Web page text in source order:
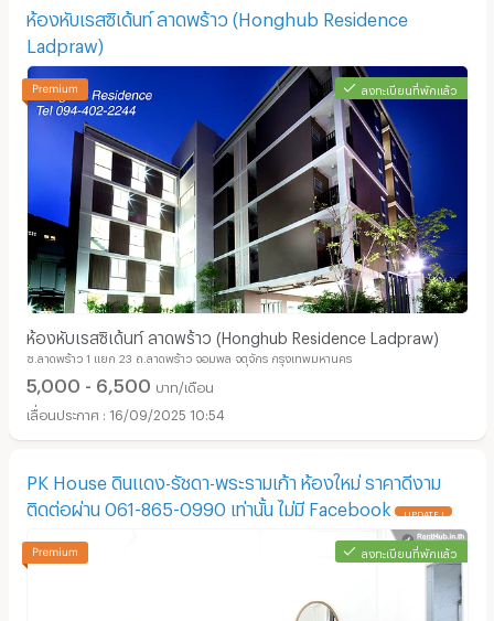
ห้องหับเรสซิเด้นท์ ลาดพร้าว (Honghub Residence
Ladpraw)
ลงทะเบียนที่พักแล้ว
ห้องหับเรสซิเด้นท์ ลาดพร้าว (Honghub Residence Ladpraw)
ซ.ลาดพร้าว 1 แยก 23 ถ.ลาดพร้าว จอมพล จตุจักร กรุงเทพมหานคร
5,000 - 6,500 บาท/เดือน
16/09/2025 10:54
PK House ดินแดง-รัชดา-พระรามเก้า ห้องใหม่ ราคาดีงาม
ติดต่อผ่าน 061-865-0990 เท่านั้น ไม่มี Facebook
UPDATE !
ลงทะเบียนที่พักแล้ว